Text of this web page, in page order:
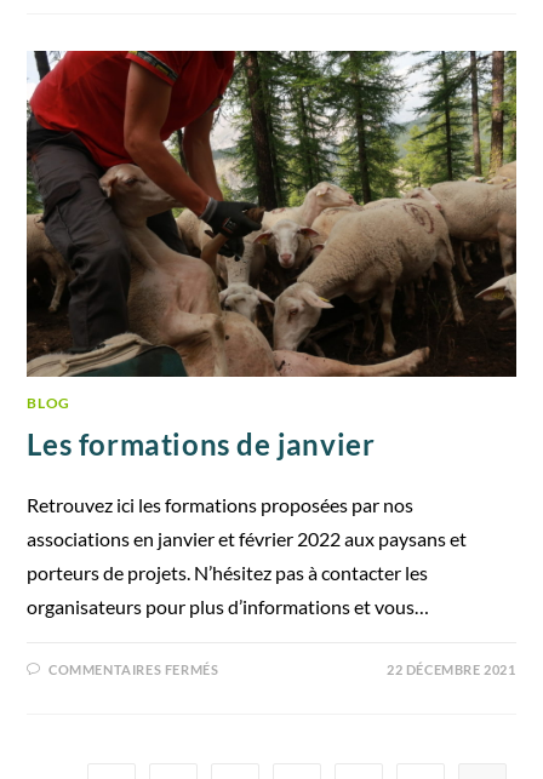
BLOG
Les formations de janvier
Retrouvez ici les formations proposées par nos
associations en janvier et février 2022 aux paysans et
porteurs de projets. N’hésitez pas à contacter les
organisateurs pour plus d’informations et vous…
COMMENTAIRES FERMÉS 22 DÉCEMBRE 2021